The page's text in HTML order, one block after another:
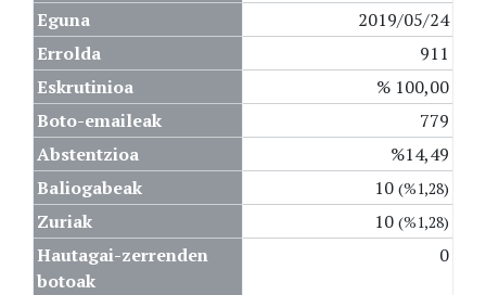
Eguna
2019/05/24
Errolda
911
Eskrutinioa
% 100,00
Boto-emaileak
779
Abstentzioa
%14,49
Baliogabeak
10 (%1,28)
Zuriak 10 (%1,28)
Hautagai-zerrenden
botoak
0